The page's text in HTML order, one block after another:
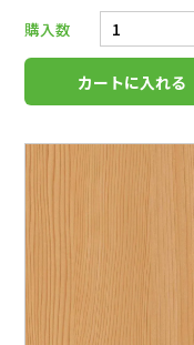
購入数